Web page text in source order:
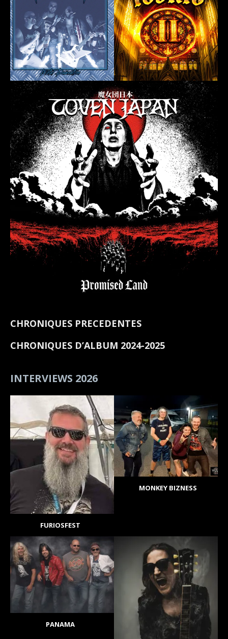
CHRONIQUES PRECEDENTES
CHRONIQUES D’ALBUM 2024-2025
INTERVIEWS 2026
FURIOSFEST
MONKEY BIZNESS
PANAMA